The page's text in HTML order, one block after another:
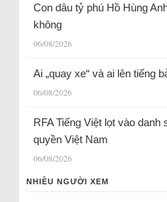
Con dâu tỷ phú Hồ Hùng
không
06/08/2026
Ai „quay xe“ và ai lên tiếng
06/08/2026
RFA Tiếng Việt lọt vào danh
quyền Việt Nam
06/08/2026
NHIỀU NGƯỜI XEM